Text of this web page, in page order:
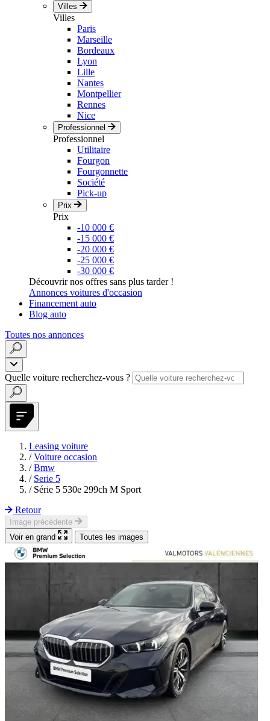
Villes
Villes
Paris
Marseille
Bordeaux
Lyon
Lille
Nantes
Montpellier
Rennes
Nice
Professionnel
Professionnel
Utilitaire
Fourgon
Fourgonnette
Société
Pick-up
Prix
Prix
-10 000 €
-15 000 €
-20 000 €
-25 000 €
-30 000 €
Découvrir nos offres sans plus tarder !
Annonces voitures d'occasion
Financement auto
Blog auto
Toutes nos annonces
Quelle voiture recherchez-vous ?
Leasing voiture
/ Voiture occasion
/ Bmw
/ Serie 5
/ Série 5 530e 299ch M Sport
Retour
Image précédente
Voir en grand
Toutes les images